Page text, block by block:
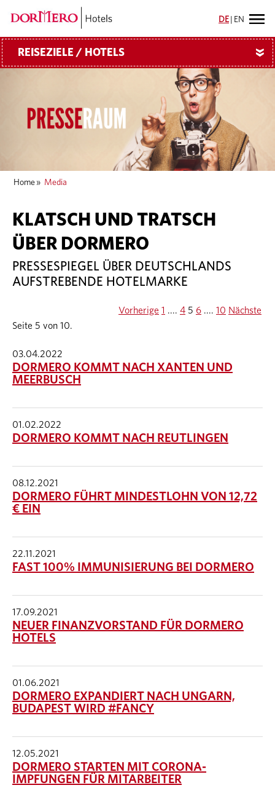
DE EN
REISEZIELE / HOTELS »
Home » Media
KLATSCH UND TRATSCH
ÜBER DORMERO
PRESSESPIEGEL ÜBER DEUTSCHLANDS
AUFSTREBENDE HOTELMARKE
Seite 5 von 10.
Vorherige 1 .... 4 5 6 .... 10 Nächste
03.04.2022
DORMERO KOMMT NACH XANTEN UND
MEERBUSCH
01.02.2022
DORMERO KOMMT NACH REUTLINGEN
08.12.2021
DORMERO FÜHRT MINDESTLOHN VON 12,72
€ EIN
22.11.2021
FAST 100% IMMUNISIERUNG BEI DORMERO
17.09.2021
NEUER FINANZVORSTAND FÜR DORMERO
HOTELS
01.06.2021
DORMERO EXPANDIERT NACH UNGARN,
BUDAPEST WIRD #FANCY
12.05.2021
DORMERO STARTEN MIT CORONA-
IMPFUNGEN FÜR MITARBEITER